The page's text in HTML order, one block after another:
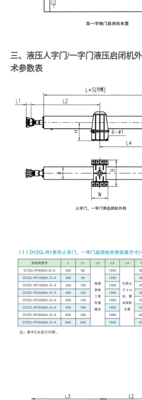
三、液压人字门/一字门液压启闭机
术参数表